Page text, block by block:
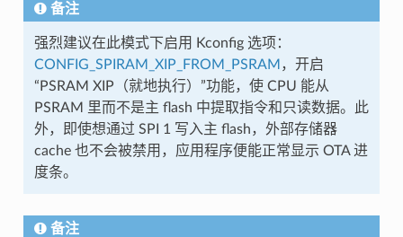
备注
强烈建议在此模式下启用 Kconfig 选项：
CONFIG_SPIRAM_XIP_FROM_PSRAM ，开启
“PSRAM XIP（就地执行）”功能，使 CPU 能从
PSRAM 里而不是主 flash 中提取指令和只读数据。此
外，即使想通过 SPI 1 写入主 flash，外部存储器
cache 也不会被禁用，应用程序便能正常显示 OTA 进
度条。
备注